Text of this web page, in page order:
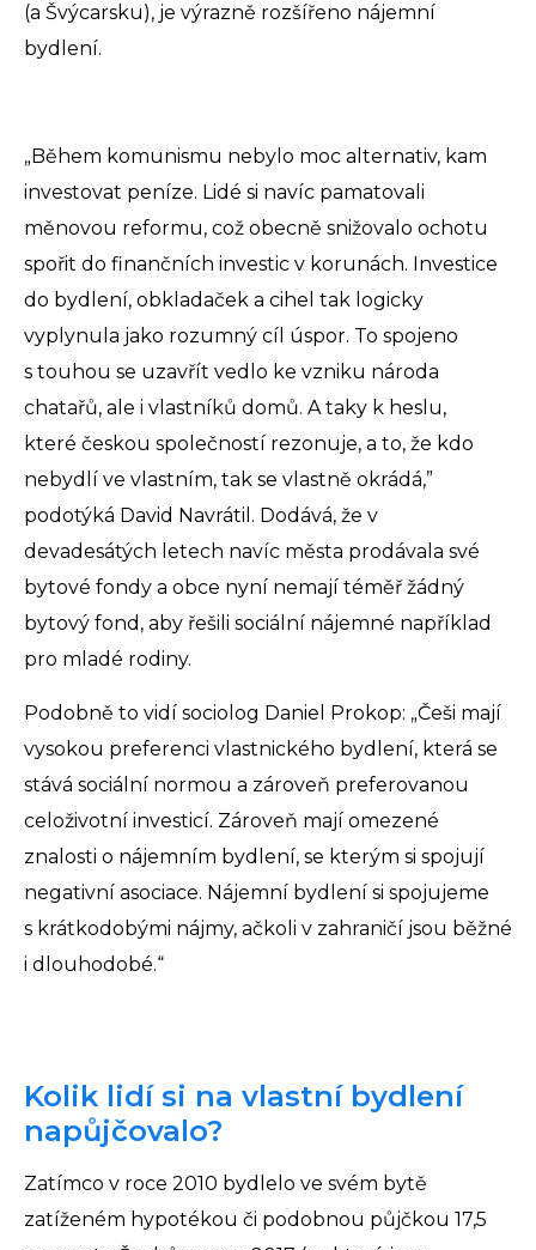
(a Švýcarsku), je výrazně rozšířeno nájemní
bydlení.
„Během komunismu nebylo moc alternativ, kam
investovat peníze. Lidé si navíc pamatovali
měnovou reformu, což obecně snižovalo ochotu
spořit do finančních investic v korunách. Investice
do bydlení, obkladaček a cihel tak logicky
vyplynula jako rozumný cíl úspor. To spojeno
s touhou se uzavřít vedlo ke vzniku národa
chatařů, ale i vlastníků domů. A taky k heslu,
které českou společností rezonuje, a to, že kdo
nebydlí ve vlastním, tak se vlastně okrádá,”
podotýká David Navrátil. Dodává, že v
devadesátých letech navíc města prodávala své
bytové fondy a obce nyní nemají téměř žádný
bytový fond, aby řešili sociální nájemné například
pro mladé rodiny.
Podobně to vidí sociolog Daniel Prokop: „Češi mají
vysokou preferenci vlastnického bydlení, která se
stává sociální normou a zároveň preferovanou
celoživotní investicí. Zároveň mají omezené
znalosti o nájemním bydlení, se kterým si spojují
negativní asociace. Nájemní bydlení si spojujeme
s krátkodobými nájmy, ačkoli v zahraničí jsou běžné
i dlouhodobé.“
Kolik lidí si na vlastní bydlení
napůjčovalo?
Zatímco v roce 2010 bydlelo ve svém bytě
zatíženém hypotékou či podobnou půjčkou 17,5